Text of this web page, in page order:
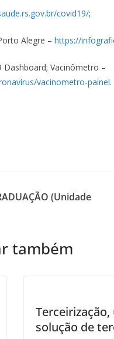
covid19/;
Alegre – https://
Dashboard; Vacinômetro –
vacinometro-painel.
(Unidade
também
Terceirização,
solução de